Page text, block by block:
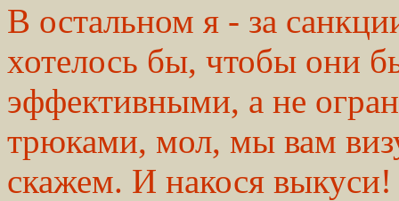
В остальном я - за
хотелось бы, чтобы они
эффективными, а не
трюками, мол, мы вам
скажем. И накося